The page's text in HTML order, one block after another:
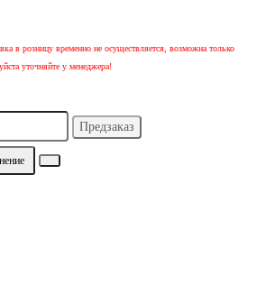
в розницу временно не осуществляется, возможна только
уточняйте у менеджера!
Предзаказ